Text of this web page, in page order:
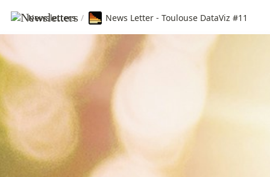
Newsletters / News Letter - Toulouse DataViz #11